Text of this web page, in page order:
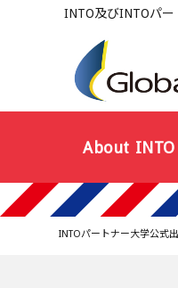
INTO及びINTOパ
About INTO
INTOパートナー大学公式